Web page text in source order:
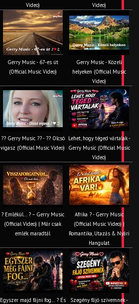
Video)
Video)
Gerry Music - 67-es út
(Official Music Video)
Gerry Music - Közeli
helyeken (Official Music
Video)
?? Gerry Music ?? - ?? Olcsó
vigasz (Official Music Video)
Lehet, hogy téged vártalak -
Gerry Music (Official Music
Video)
? Emlékül… ? – Gerry Music
(Official Video) | Már csak
emlék maradtál
Afrika ? - Gerry Music
(Official Music Video) |
Romantika, Utazás & Nyári
Hangulat
Egyszer majd fájni fog… ? És Szegény fájó szívemnek -